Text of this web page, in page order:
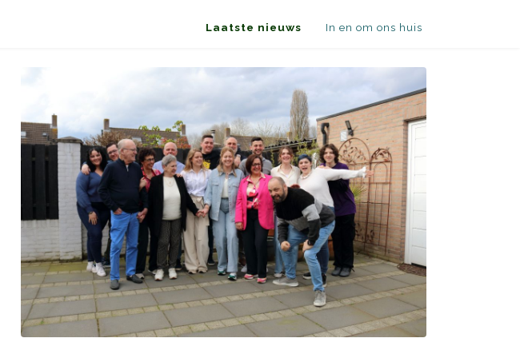
Laatste nieuws In en om ons huis